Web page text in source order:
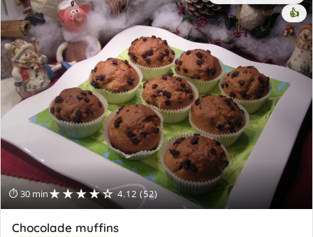
⏱ 30 min★★★★☆ 4.12 (52)
👍
Chocolade muffins